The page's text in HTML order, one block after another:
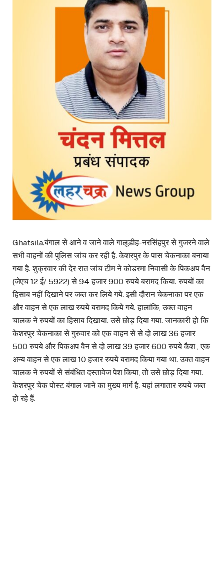
Ghatsila.बंगाल से आने व जाने वाले गालूडीह-नरसिंहपुर से गुजरने वाले
सभी वाहनों की पुलिस जांच कर रही है. केशरपुर के पास चेकनाका बनाया
गया है. शुक्रवार की देर रात जांच टीम ने कोडरमा निवासी के पिकअप वैन
(जेएच 12 ई/ 5922) से 94 हजार 900 रुपये बरामद किया. रुपयों का
हिसाब नहीं दिखाने पर जब्त कर लिये गये. इसी दौरान चेकनाका पर एक
और वाहन से एक लाख रुपये बरामद किये गये. हालांकि, उक्त वाहन
चालक ने रुपयों का हिसाब दिखाया. उसे छोड़ दिया गया. जानकारी हो कि
केशरपुर चेकनाका से गुरुवार को एक वाहन से से दो लाख 36 हजार
500 रुपये और पिकअप वैन से दो लाख 39 हजार 600 रुपये कैश , एक
अन्य वाहन से एक लाख 10 हजार रुपये बरामद किया गया था. उक्त वाहन
चालक ने रुपयों से संबंधित दस्तावेज पेश किया, तो उसे छोड़ दिया गया.
केशरपुर चेक पोस्ट बंगाल जाने का मुख्य मार्ग है. यहां लगातार रुपये जब्त
हो रहे हैं.